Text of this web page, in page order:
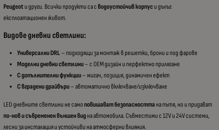
Peugeotи други. Всички продукти са сводоустойчив корпуси дълъг
експлоатационен живот.
Видове дневни светлини:
Универсални DRL– подходящи за монтаж в решетки, брони и под фарове
Моделни дневни светлини– с OEM дизайн и перфектно прилягане
С допълнителни функции– мигач, позиция, динамичен ефект
С вградени драйвъри– автоматично включване/изключване
LED дневните светлини не самоповишават безопасносттана пътя, но и придават
по-нов и съвременен външен видна автомобила. Съвместими с 12V и 24V системи,
лесни за инсталация и устойчиви на атмосферни влияния.